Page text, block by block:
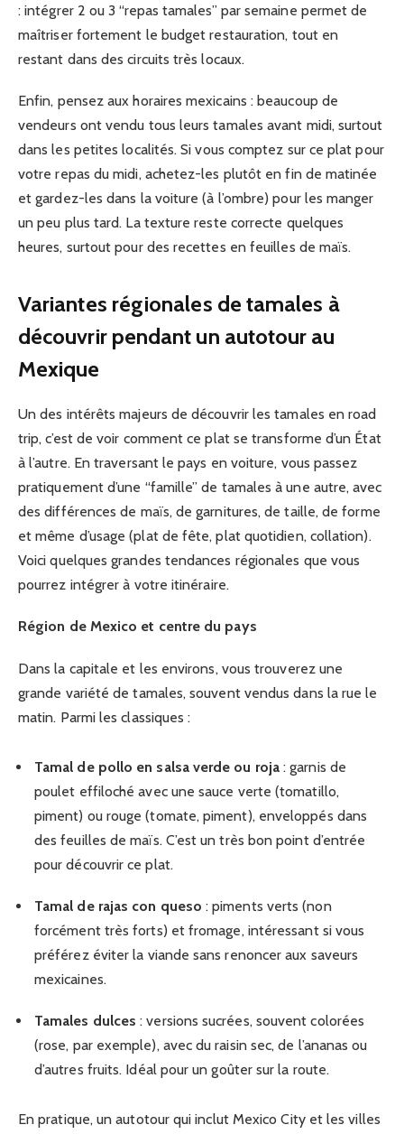
: intégrer 2 ou 3 “repas tamales” par semaine permet de
maîtriser fortement le budget restauration, tout en
restant dans des circuits très locaux.
Enfin, pensez aux horaires mexicains : beaucoup de
vendeurs ont vendu tous leurs tamales avant midi, surtout
dans les petites localités. Si vous comptez sur ce plat pour
votre repas du midi, achetez-les plutôt en fin de matinée
et gardez-les dans la voiture (à l’ombre) pour les manger
un peu plus tard. La texture reste correcte quelques
heures, surtout pour des recettes en feuilles de maïs.
Variantes régionales de tamales à
découvrir pendant un autotour au
Mexique
Un des intérêts majeurs de découvrir les tamales en road
trip, c’est de voir comment ce plat se transforme d’un État
à l’autre. En traversant le pays en voiture, vous passez
pratiquement d’une “famille” de tamales à une autre, avec
des différences de maïs, de garnitures, de taille, de forme
et même d’usage (plat de fête, plat quotidien, collation).
Voici quelques grandes tendances régionales que vous
pourrez intégrer à votre itinéraire.
Région de Mexico et centre du pays
Dans la capitale et les environs, vous trouverez une
grande variété de tamales, souvent vendus dans la rue le
matin. Parmi les classiques :
Tamal de pollo en salsa verde ou roja: garnis de
poulet effiloché avec une sauce verte (tomatillo,
piment) ou rouge (tomate, piment), enveloppés dans
des feuilles de maïs. C’est un très bon point d’entrée
pour découvrir ce plat.
Tamal de rajas con queso : piments verts (non
forcément très forts) et fromage, intéressant si vous
préférez éviter la viande sans renoncer aux saveurs
mexicaines.
Tamales dulces : versions sucrées, souvent colorées
(rose, par exemple), avec du raisin sec, de l’ananas ou
d’autres fruits. Idéal pour un goûter sur la route.
En pratique, un autotour qui inclut Mexico City et les villes